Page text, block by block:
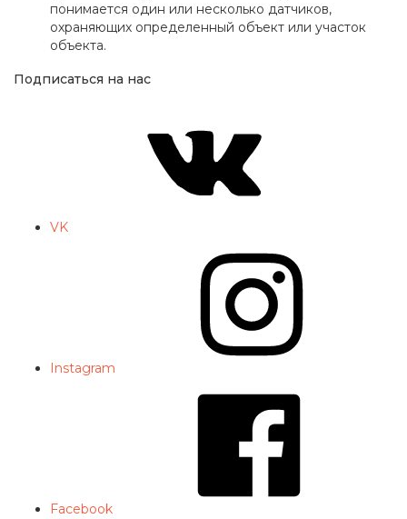
понимается один или несколько датчиков,
охраняющих определенный объект или участок
объекта.
Подписаться на нас
VK
Instagram
Facebook